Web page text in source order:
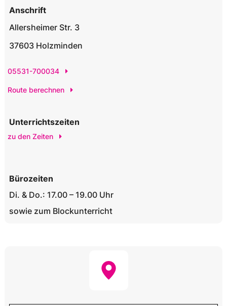
Anschrift
Allersheimer Str. 3
37603 Holzminden
05531-700034
Route berechnen
Unterrichtszeiten
zu den Zeiten
Bürozeiten
Di. & Do.: 17.00 – 19.00 Uhr
sowie zum Blockunterricht